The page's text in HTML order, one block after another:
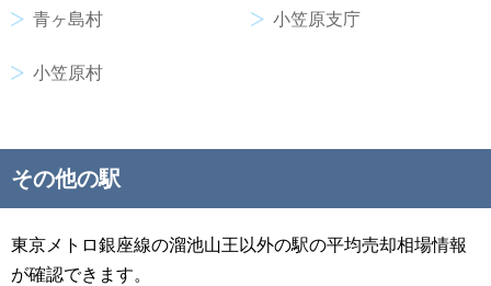
青ヶ島村 小笠原支庁
小笠原村
その他の駅
東京メトロ銀座線の溜池山王以外の駅の平均売却相場情報
が確認できます。